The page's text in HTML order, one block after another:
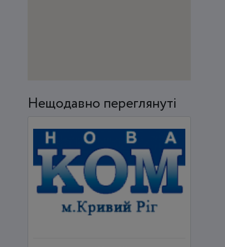
Нещодавно переглянуті